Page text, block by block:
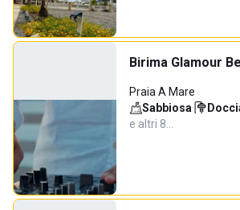
Birima Glamour
Praia A Mare
Sabbiosa·
e altri 8…